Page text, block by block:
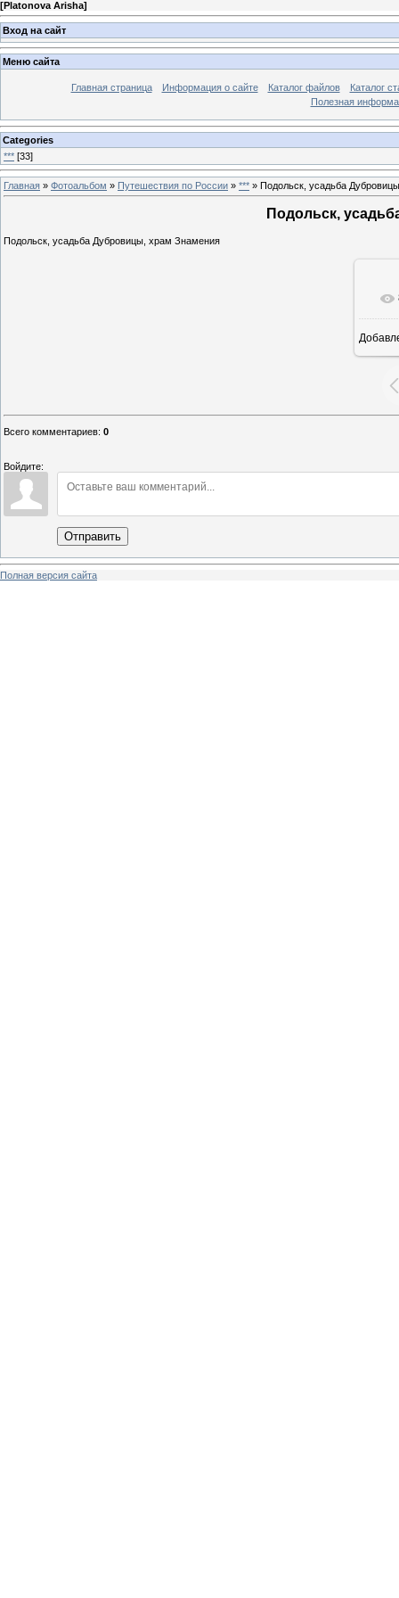
[Platonova Arisha]
Вход на сайт
Меню сайта
Главная страница Информация о сайте Каталог файлов
Каталог
Полезная
Categories
*** [33]
Главная » Фотоальбом » Путешествия по России » *** » Подольск, усадьба
Подольск,
Подольск, усадьба Дубровицы, храм Знамения
Всего комментариев: 0
Войдите:
Отправить
Полная версия сайта